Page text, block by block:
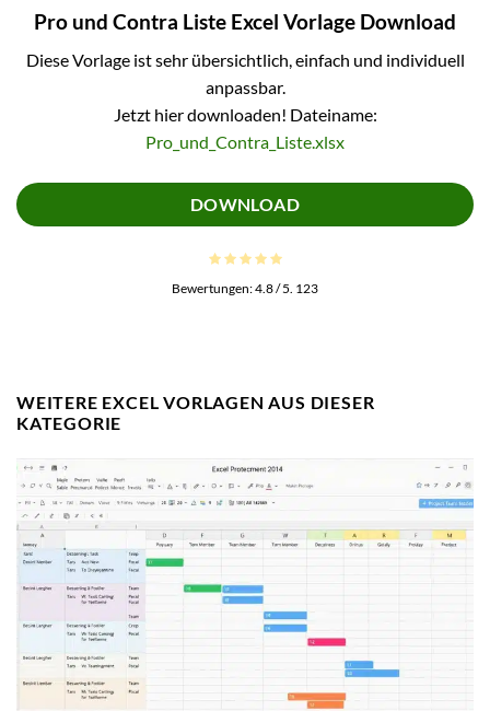
Pro und Contra Liste Excel Vorlage Download
Diese Vorlage ist sehr übersichtlich, einfach und individuell
anpassbar.
Jetzt hier downloaden! Dateiname:
Pro_und_Contra_Liste.xlsx
DOWNLOAD
Bewertungen:4.8/ 5. 123
WEITERE EXCEL VORLAGEN AUS DIESER
KATEGORIE